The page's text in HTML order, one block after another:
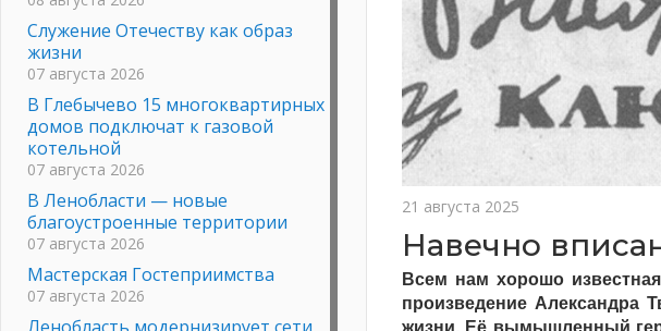
21 августа 2025
Навечно
Всем нам хорошо
произведение Александра
Служение Отечеству как образ
жизни
07 августа 2026
В Глебычево 15 многоквартирных
домов подключат к газовой
котельной
07 августа 2026
В Ленобласти — новые
благоустроенные территории
07 августа 2026
Мастерская Гостеприимства
07 августа 2026